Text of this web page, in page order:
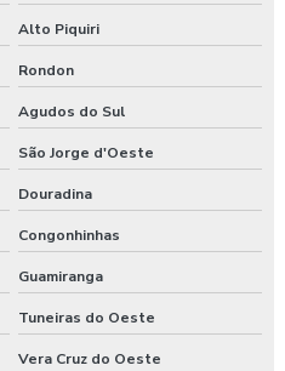
Alto Piquiri
Rondon
Agudos do Sul
São Jorge d'Oeste
Douradina
Congonhinhas
Guamiranga
Tuneiras do Oeste
Vera Cruz do Oeste